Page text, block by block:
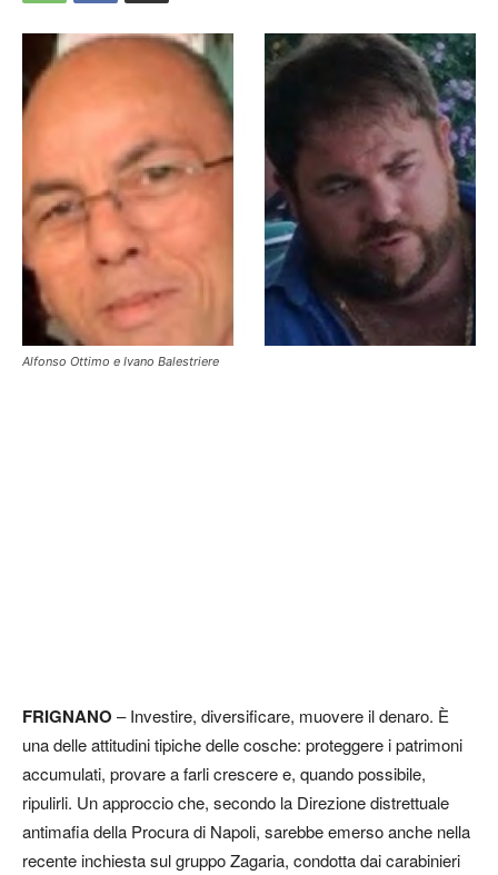
Alfonso Ottimo e Ivano Balestriere
FRIGNANO – Investire, diversificare, muovere il denaro. È
una delle attitudini tipiche delle cosche: proteggere i patrimoni
accumulati, provare a farli crescere e, quando possibile,
ripulirli. Un approccio che, secondo la Direzione distrettuale
antimafia della Procura di Napoli, sarebbe emerso anche nella
recente inchiesta sul gruppo Zagaria, condotta dai carabinieri